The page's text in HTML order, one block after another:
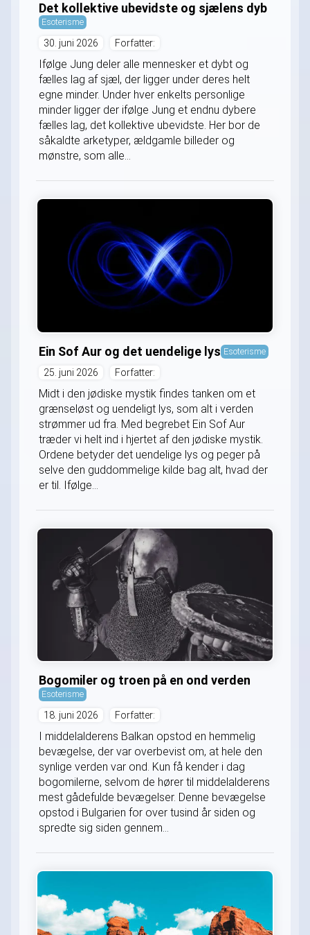
Det kollektive ubevidste og sjælens dyb
Esoterisme
30. juni 2026 Forfatter:
Ifølge Jung deler alle mennesker et dybt og
fælles lag af sjæl, der ligger under deres helt
egne minder. Under hver enkelts personlige
minder ligger der ifølge Jung et endnu dybere
fælles lag, det kollektive ubevidste. Her bor de
såkaldte arketyper, ældgamle billeder og
mønstre, som alle...
Ein Sof Aur og det uendelige lys Esoterisme
25. juni 2026 Forfatter:
Midt i den jødiske mystik findes tanken om et
grænseløst og uendeligt lys, som alt i verden
strømmer ud fra. Med begrebet Ein Sof Aur
træder vi helt ind i hjertet af den jødiske mystik.
Ordene betyder det uendelige lys og peger på
selve den guddommelige kilde bag alt, hvad der
er til. Ifølge...
Bogomiler og troen på en ond verden
Esoterisme
18. juni 2026 Forfatter:
I middelalderens Balkan opstod en hemmelig
bevægelse, der var overbevist om, at hele den
synlige verden var ond. Kun få kender i dag
bogomilerne, selvom de hører til middelalderens
mest gådefulde bevægelser. Denne bevægelse
opstod i Bulgarien for over tusind år siden og
spredte sig siden gennem...